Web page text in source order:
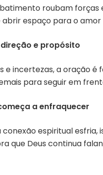
roubam forças
abrir espaço para o
e propósito
e incertezas, a oração
para seguir em
a enfraquecer
conexão espiritual
que Deus continua